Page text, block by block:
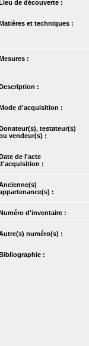
de découverte :
et techniques :
:
:
d'acquisition :
testateur(s)
vendeur(s) :
de l'acte
:
:
d'inventaire :
numéro(s) :
: